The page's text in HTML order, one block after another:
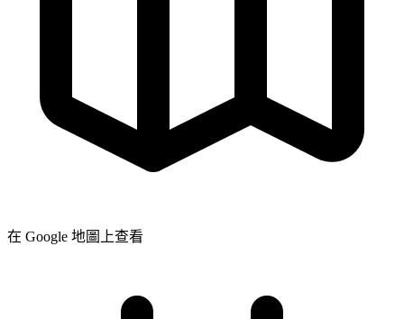
在 Google 地圖上查看